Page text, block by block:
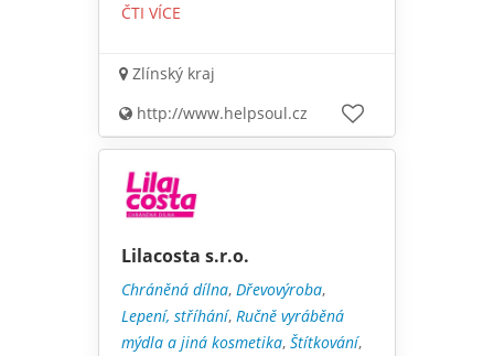
ČTI VÍCE
Zlínský kraj
http://www.helpsoul.cz
Lilacosta s.r.o.
Chráněná dílna, Dřevovýroba,
Lepení, stříhání, Ručně vyráběná
mýdla a jiná kosmetika, Štítkování,